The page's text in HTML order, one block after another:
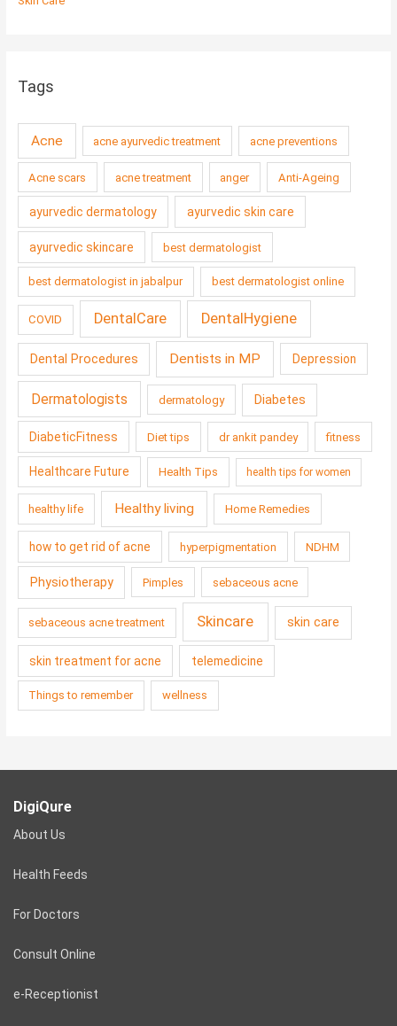
Tags
Acne acne ayurvedic treatment acne preventions
Acne scars acne treatment anger Anti-Ageing
ayurvedic dermatology ayurvedic skin care
ayurvedic skincare best dermatologist
best dermatologist in jabalpur best dermatologist online
COVID DentalCare DentalHygiene
Dental Procedures Dentists in MP Depression
Dermatologists dermatology Diabetes
DiabeticFitness Diet tips dr ankit pandey fitness
Healthcare Future Health Tips health tips for women
healthy life Healthy living Home Remedies
how to get rid of acne hyperpigmentation NDHM
Physiotherapy Pimples sebaceous acne
sebaceous acne treatment Skincare skin care
skin treatment for acne telemedicine
Things to remember wellness
DigiQure
About Us
Health Feeds
For Doctors
Consult Online
e-Receptionist